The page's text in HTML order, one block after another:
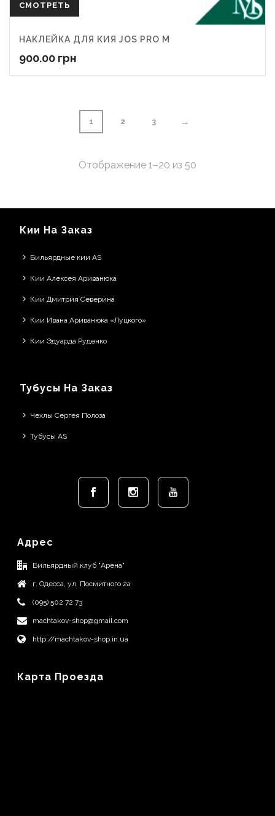
СМОТРЕТЬ
НАКЛЕЙКА ДЛЯ КИЯ JOS PRO M
900.00 грн
1 2 3 →
Отображение 1–20 из 50
Кии На Заказ
Бильярдные кии AS
Кии Алексея Ариванюка
Кии Дмитрия Северина
Кии Ивана Ариванюка «Луцкого»
Кии Эдуарда Руденко
Тубусы На Заказ
Чехлы Сергея Полоза
Тубусы AS
Адрес
Бильярдный клуб "Арена"
г. Одесса, ул. Посмитного 2а
(095) 502 72 73
machtakov-shop@gmail.com
http://machtakov-shop.in.ua
Карта Проезда